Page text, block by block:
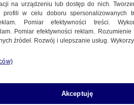
na urządzeniu lub dostęp do nich.
profili w celu doboru spersonalizowanych
Pomiar efektywności treści.
Pomiar efektywności reklam.
źródeł. Rozwój i ulepszanie usług.
Akceptuję